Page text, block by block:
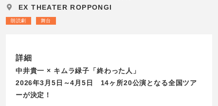
EX THEATER ROPPONGI
朗読劇 舞台
詳細
中井貴一 × キムラ緑子「終わった人」
2026年3月5日～4月5日 14ヶ所20公演となる全国ツア
ーが決定！